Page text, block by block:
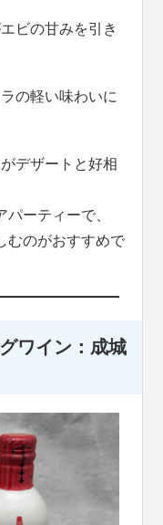
ビの甘みを引き
の軽い味わいに
デザートと好相
ーティーで、
のがおすすめで
ワイン：成城